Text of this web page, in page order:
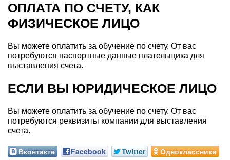
ОПЛАТА ПО СЧЕТУ, КАК
ФИЗИЧЕСКОЕ ЛИЦО
Вы можете оплатить за обучение по счету. От вас
потребуются паспортные данные плательщика для
выставления счета.
ЕСЛИ ВЫ ЮРИДИЧЕСКОЕ ЛИЦО
Вы можете оплатить за обучение по счету. От вас
потребуются реквизиты компании для выставления
счета.
Вконтакте Facebook Twitter
Одноклассники